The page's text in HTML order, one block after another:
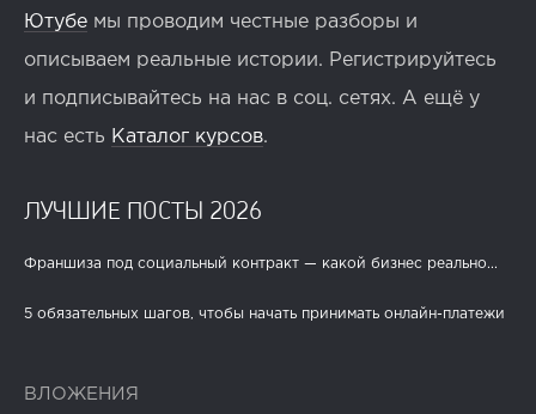
Ютубе мы проводим честные разборы и
описываем реальные истории. Регистрируйтесь
и подписывайтесь на нас в соц. сетях. А ещё у
нас есть Каталог курсов.
ЛУЧШИЕ ПОСТЫ 2026
Франшиза под социальный контракт — какой бизнес реально...
5 обязательных шагов, чтобы начать принимать онлайн-платежи
ВЛОЖЕНИЯ